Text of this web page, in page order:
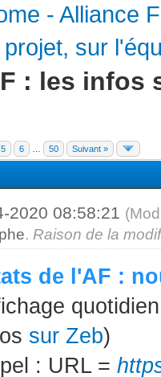
- Alliance
sur
: les infos
5 6 50 Suivant »
2020 08:58:21
. Raison de la
de l'AF :
sur Zeb)
: URL =